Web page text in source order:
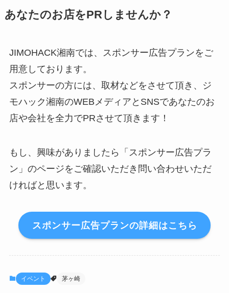
あなたのお店をPRしませんか？
JIMOHACK湘南では、スポンサー広告プランをご
用意しております。
スポンサーの方には、取材などをさせて頂き、ジ
モハック湘南のWEBメディアとSNSであなたのお
店や会社を全力でPRさせて頂きます！
もし、興味がありましたら「スポンサー広告プラ
ン」のページをご確認いただき問い合わせいただ
ければと思います。
スポンサー広告プランの詳細はこちら
イベント 茅ヶ崎